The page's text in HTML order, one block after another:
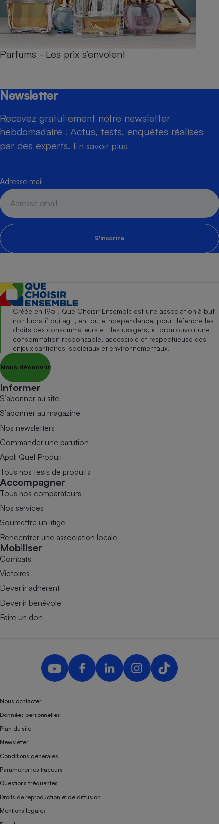
Parfums - Les prix s’envolent
Newsletter
Recevez gratuitement notre newsletter
hebdomadaire ! Actus, tests, enquêtes réalisés
par des experts. En savoir plus
Adresse mail
S'inscrire
Créée en 1951, Que Choisir Ensemble est une association à but
non lucratif qui agit, en toute indépendance, pour défendre les
droits des consommateurs et des usagers, et promouvoir une
consommation responsable, accessible et respectueuse des
enjeux sanitaires, sociétaux et environnementaux.
Nous découvrir
Informer
S’abonner au site
S’abonner au magazine
Nos newsletters
Commander une parution
Appli Quel Produit
Tous nos tests de produits
Accompagner
Tous nos comparateurs
Nos services
Soumettre un litige
Rencontrer une association locale
Mobiliser
Combats
Victoires
Devenir adhérent
Devenir bénévole
Faire un don
Nous contacter
Données personnelles
Plan du site
Newsletter
Conditions générales
Paramétrer les traceurs
Questions fréquentes
Droits de reproduction et de diffusion
Mentions légales